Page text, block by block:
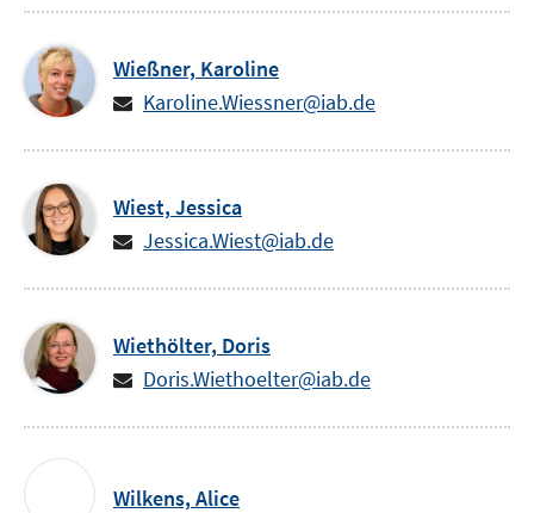
Wießner, Karoline
Karoline.Wiessner@iab.de
Wiest, Jessica
Jessica.Wiest@iab.de
Wiethölter, Doris
Doris.Wiethoelter@iab.de
Wilkens, Alice